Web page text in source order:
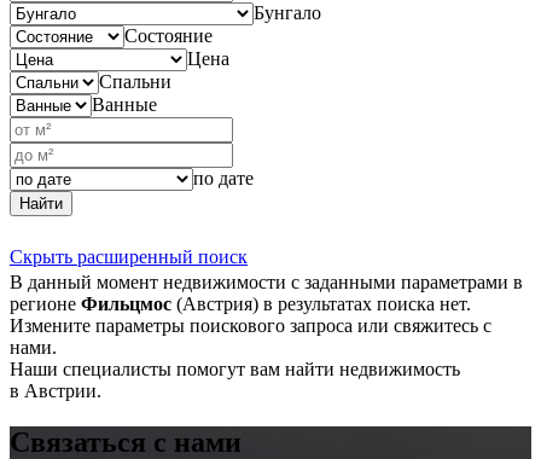
Бунгало
Состояние
Цена
Спальни
Ванные
по дате
Найти
Скрыть расширенный поиск
В данный момент недвижимости с заданными параметрами в
регионе Фильцмос (Австрия) в результатах поиска нет.
Измените параметры поискового запроса или свяжитесь с
нами.
Наши специалисты помогут вам найти недвижимость
в Австрии.
Связаться с нами